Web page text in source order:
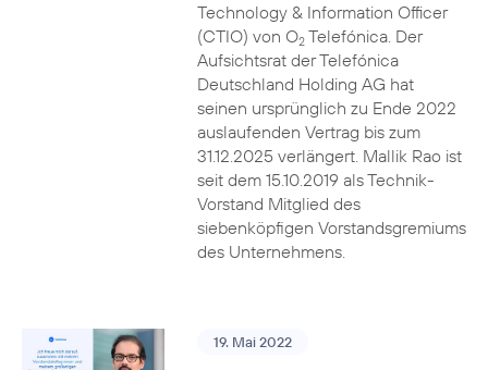
Technology & Information Officer
(CTIO) von O2Telefónica. Der
Aufsichtsrat der Telefónica
Deutschland Holding AG hat
seinen ursprünglich zu Ende 2022
auslaufenden Vertrag bis zum
31.12.2025 verlängert. Mallik Rao ist
seit dem 15.10.2019 als Technik-
Vorstand Mitglied des
siebenköpfigen Vorstandsgremiums
des Unternehmens.
19. Mai 2022